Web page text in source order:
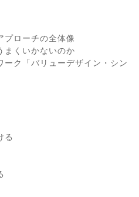
ローチの全体像
くいかないのか
ク「バリューデザイン・シン
る